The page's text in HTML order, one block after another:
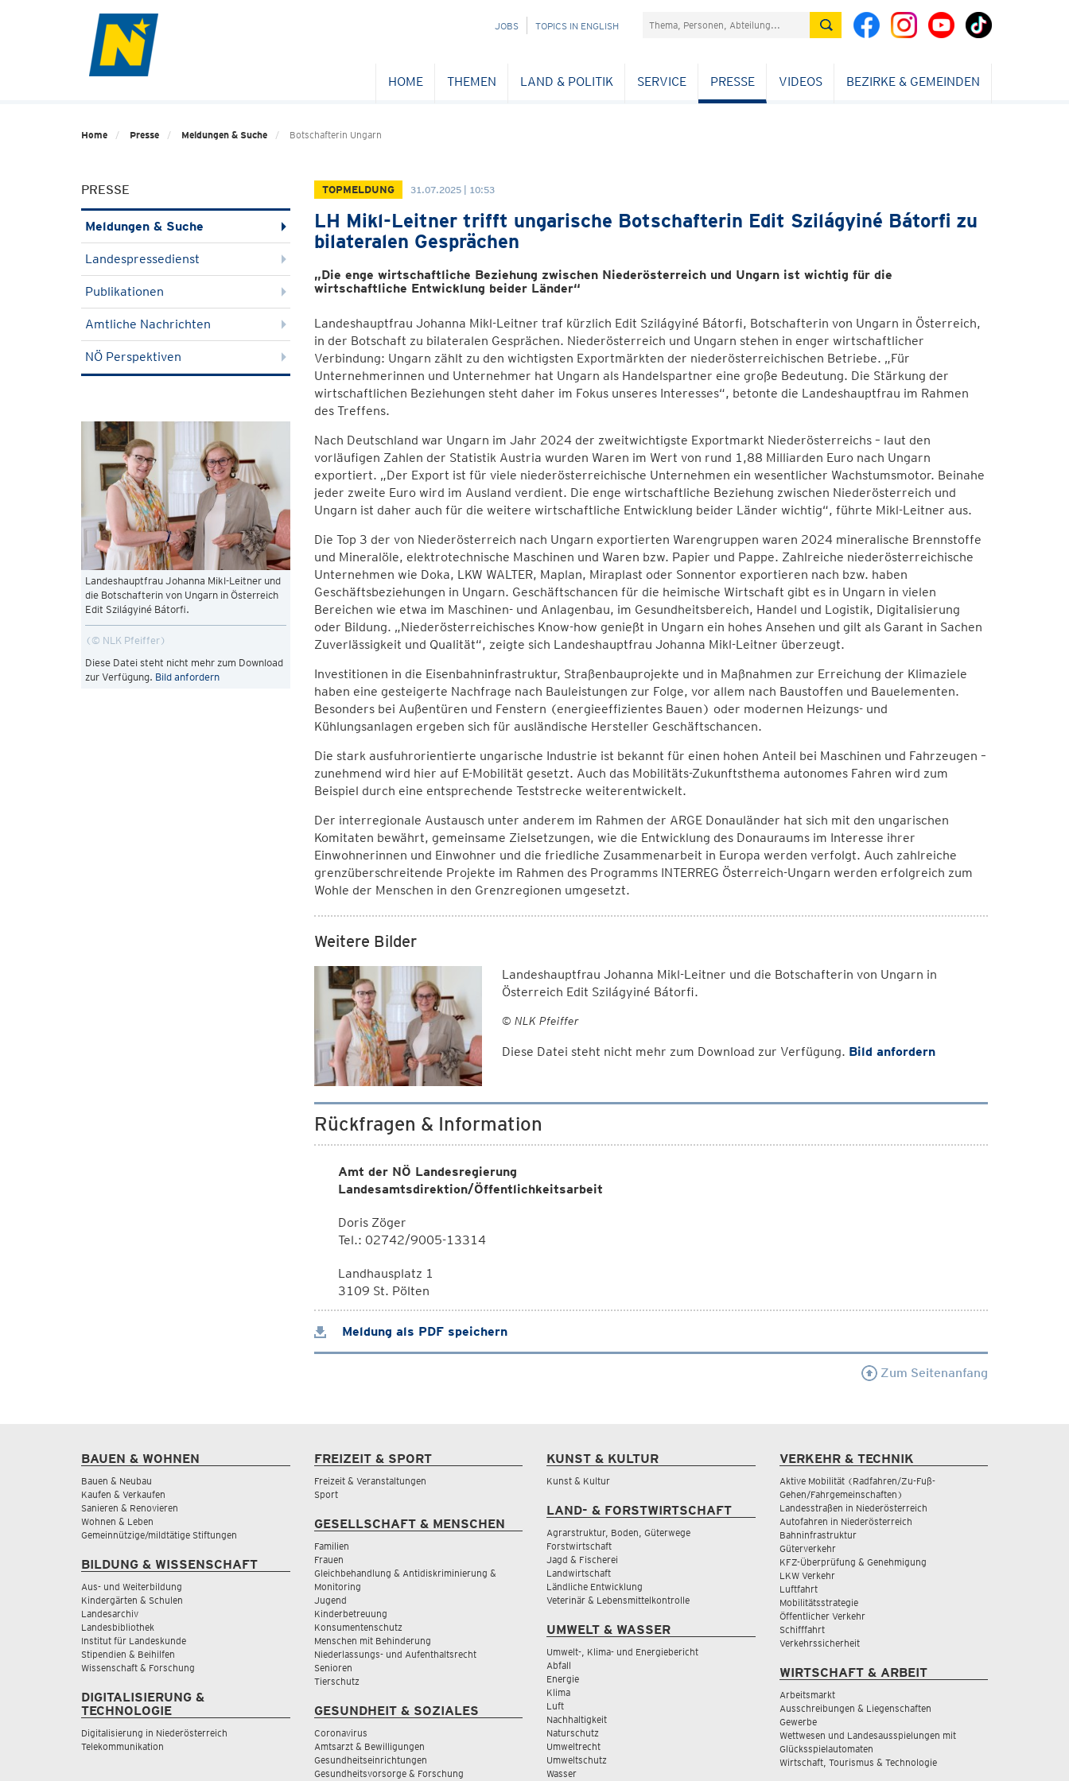
NAVIGATION
JOBS TOPICS IN ENGLISH Suchefeld
HOME THEMEN LAND & POLITIK SERVICE PRESSE VIDEOS BEZIRKE & GEMEINDEN
Home Presse Meldungen & Suche Botschafterin Ungarn
PRESSE
Meldungen & Suche
Landespressedienst
Publikationen
Amtliche Nachrichten
NÖ Perspektiven
Landeshauptfrau Johanna Mikl-Leitner und
die Botschafterin von Ungarn in Österreich
Edit Szilágyiné Bátorfi.
© NLK Pfeiffer
Diese Datei steht nicht mehr zum Download
zur Verfügung. Bild anfordern
TOPMELDUNG 31.07.2025 | 10:53
LH Mikl-Leitner trifft ungarische Botschafterin Edit Szilágyiné Bátorfi zu
bilateralen Gesprächen
„Die enge wirtschaftliche Beziehung zwischen Niederösterreich und Ungarn ist wichtig für die
wirtschaftliche Entwicklung beider Länder“
Landeshauptfrau Johanna Mikl-Leitner traf kürzlich Edit Szilágyiné Bátorfi, Botschafterin von Ungarn in Österreich,
in der Botschaft zu bilateralen Gesprächen. Niederösterreich und Ungarn stehen in enger wirtschaftlicher
Verbindung: Ungarn zählt zu den wichtigsten Exportmärkten der niederösterreichischen Betriebe. „Für
Unternehmerinnen und Unternehmer hat Ungarn als Handelspartner eine große Bedeutung. Die Stärkung der
wirtschaftlichen Beziehungen steht daher im Fokus unseres Interesses“, betonte die Landeshauptfrau im Rahmen
des Treffens.
Nach Deutschland war Ungarn im Jahr 2024 der zweitwichtigste Exportmarkt Niederösterreichs – laut den
vorläufigen Zahlen der Statistik Austria wurden Waren im Wert von rund 1,88 Milliarden Euro nach Ungarn
exportiert. „Der Export ist für viele niederösterreichische Unternehmen ein wesentlicher Wachstumsmotor. Beinahe
jeder zweite Euro wird im Ausland verdient. Die enge wirtschaftliche Beziehung zwischen Niederösterreich und
Ungarn ist daher auch für die weitere wirtschaftliche Entwicklung beider Länder wichtig“, führte Mikl-Leitner aus.
Die Top 3 der von Niederösterreich nach Ungarn exportierten Warengruppen waren 2024 mineralische Brennstoffe
und Mineralöle, elektrotechnische Maschinen und Waren bzw. Papier und Pappe. Zahlreiche niederösterreichische
Unternehmen wie Doka, LKW WALTER, Maplan, Miraplast oder Sonnentor exportieren nach bzw. haben
Geschäftsbeziehungen in Ungarn. Geschäftschancen für die heimische Wirtschaft gibt es in Ungarn in vielen
Bereichen wie etwa im Maschinen- und Anlagenbau, im Gesundheitsbereich, Handel und Logistik, Digitalisierung
oder Bildung. „Niederösterreichisches Know-how genießt in Ungarn ein hohes Ansehen und gilt als Garant in Sachen
Zuverlässigkeit und Qualität“, zeigte sich Landeshauptfrau Johanna Mikl-Leitner überzeugt.
Investitionen in die Eisenbahninfrastruktur, Straßenbauprojekte und in Maßnahmen zur Erreichung der Klimaziele
haben eine gesteigerte Nachfrage nach Bauleistungen zur Folge, vor allem nach Baustoffen und Bauelementen.
Besonders bei Außentüren und Fenstern (energieeffizientes Bauen) oder modernen Heizungs- und
Kühlungsanlagen ergeben sich für ausländische Hersteller Geschäftschancen.
Die stark ausfuhrorientierte ungarische Industrie ist bekannt für einen hohen Anteil bei Maschinen und Fahrzeugen –
zunehmend wird hier auf E-Mobilität gesetzt. Auch das Mobilitäts-Zukunftsthema autonomes Fahren wird zum
Beispiel durch eine entsprechende Teststrecke weiterentwickelt.
Der interregionale Austausch unter anderem im Rahmen der ARGE Donauländer hat sich mit den ungarischen
Komitaten bewährt, gemeinsame Zielsetzungen, wie die Entwicklung des Donauraums im Interesse ihrer
Einwohnerinnen und Einwohner und die friedliche Zusammenarbeit in Europa werden verfolgt. Auch zahlreiche
grenzüberschreitende Projekte im Rahmen des Programms INTERREG Österreich-Ungarn werden erfolgreich zum
Wohle der Menschen in den Grenzregionen umgesetzt.
Weitere Bilder
Landeshauptfrau Johanna Mikl-Leitner und die Botschafterin von Ungarn in
Österreich Edit Szilágyiné Bátorfi.
© NLK Pfeiffer
Diese Datei steht nicht mehr zum Download zur Verfügung. Bild anfordern
Rückfragen & Information
Amt der NÖ Landesregierung
Landesamtsdirektion/Öffentlichkeitsarbeit
Doris Zöger
Tel.: 02742/9005-13314
Landhausplatz 1
3109 St. Pölten
Meldung als PDF speichern
Zum Seitenanfang
BAUEN & WOHNEN
Bauen & Neubau
Kaufen & Verkaufen
Sanieren & Renovieren
Wohnen & Leben
Gemeinnützige/mildtätige Stiftungen
BILDUNG & WISSENSCHAFT
Aus- und Weiterbildung
Kindergärten & Schulen
Landesarchiv
Landesbibliothek
Institut für Landeskunde
Stipendien & Beihilfen
Wissenschaft & Forschung
DIGITALISIERUNG &
TECHNOLOGIE
Digitalisierung in Niederösterreich
Telekommunikation
FREIZEIT & SPORT
Freizeit & Veranstaltungen
Sport
GESELLSCHAFT & MENSCHEN
Familien
Frauen
Gleichbehandlung & Antidiskriminierung &
Monitoring
Jugend
Kinderbetreuung
Konsumentenschutz
Menschen mit Behinderung
Niederlassungs- und Aufenthaltsrecht
Senioren
Tierschutz
GESUNDHEIT & SOZIALES
Coronavirus
Amtsarzt & Bewilligungen
Gesundheitseinrichtungen
Gesundheitsvorsorge & Forschung
KUNST & KULTUR
Kunst & Kultur
LAND- & FORSTWIRTSCHAFT
Agrarstruktur, Boden, Güterwege
Forstwirtschaft
Jagd & Fischerei
Landwirtschaft
Ländliche Entwicklung
Veterinär & Lebensmittelkontrolle
UMWELT & WASSER
Umwelt-, Klima- und Energiebericht
Abfall
Energie
Klima
Luft
Nachhaltigkeit
Naturschutz
Umweltrecht
Umweltschutz
Wasser
VERKEHR & TECHNIK
Aktive Mobilität (Radfahren/Zu-Fuß-
Gehen/Fahrgemeinschaften)
Landesstraßen in Niederösterreich
Autofahren in Niederösterreich
Bahninfrastruktur
Güterverkehr
KFZ-Überprüfung & Genehmigung
LKW Verkehr
Luftfahrt
Mobilitätsstrategie
Öffentlicher Verkehr
Schifffahrt
Verkehrssicherheit
WIRTSCHAFT & ARBEIT
Arbeitsmarkt
Ausschreibungen & Liegenschaften
Gewerbe
Wettwesen und Landesausspielungen mit
Glücksspielautomaten
Wirtschaft, Tourismus & Technologie